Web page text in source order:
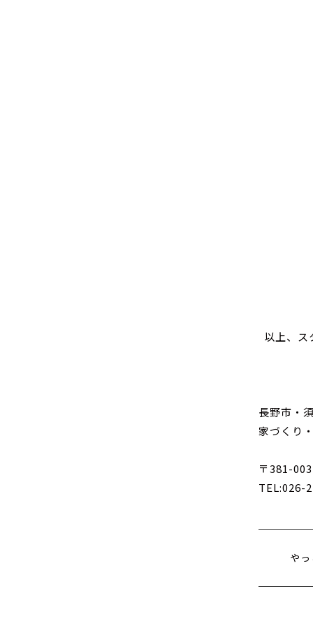
以上、ス
長野市・
家づくり
〒381-
TEL:026-
や